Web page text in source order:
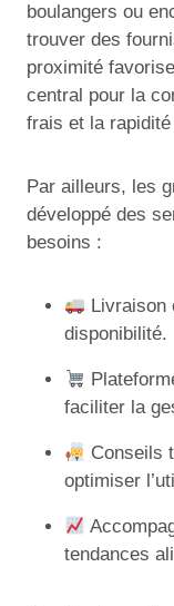
boulangers ou
trouver des
proximité
central pour la
frais et la
Par ailleurs, les
développé des
besoins :
disponibilité.
faciliter la
Conseils
optimiser
tendances